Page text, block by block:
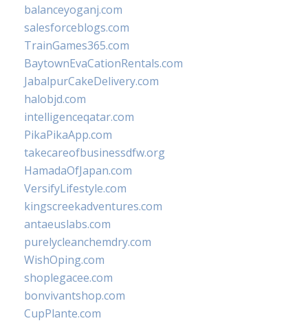
balanceyoganj.com
salesforceblogs.com
TrainGames365.com
BaytownEvaCationRentals.com
JabalpurCakeDelivery.com
halobjd.com
intelligenceqatar.com
PikaPikaApp.com
takecareofbusinessdfw.org
HamadaOfJapan.com
VersifyLifestyle.com
kingscreekadventures.com
antaeuslabs.com
purelycleanchemdry.com
WishOping.com
shoplegacee.com
bonvivantshop.com
CupPlante.com